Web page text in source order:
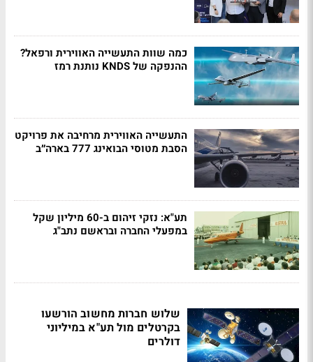
כמה שוות התעשייה האווירית ורפאל?
ההנפקה של KNDS נותנת רמז
התעשייה האווירית מרחיבה את פרויקט
הסבת מטוסי הבואינג 777 בארה״ב
תע"א: נזקי זיהום ב-60 מיליון שקל
במפעלי החברה ובראשם נתב"ג
שלוש חברות מחשוב הורשעו
בקרטלים מול תע"א במיליוני
דולרים